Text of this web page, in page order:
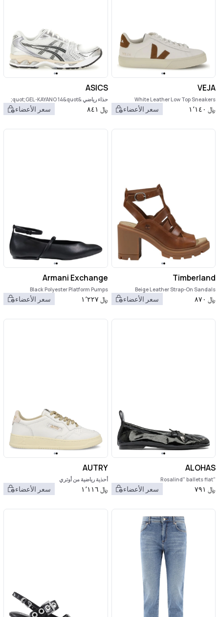
VEJA
White Leather Low Top Sneakers
﷼ ١٬١٤٠ سعر الأعضاء
ASICS
حذاء رياضي &quot;GEL-KAYANO 14&quot;
﷼ ٨٤١ سعر الأعضاء
Timberland
Beige Leather Strap-On Sandals
﷼ ٨٧٠ سعر الأعضاء
Armani Exchange
Black Polyester Platform Pumps
﷼ ١٬٢٢٧ سعر الأعضاء
ALOHAS
"Rosalind" ballets flat
﷼ ٧٩١ سعر الأعضاء
AUTRY
أحذية رياضية من أوتري
﷼ ١٬١١٦ سعر الأعضاء